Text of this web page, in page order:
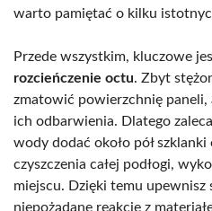
warto pamiętać o kilku
Przede wszystkim, kluczowe
rozcieńczenie octu. Zbyt
zmatowić powierzchnię
ich odbarwienia. Dlatego
wody dodać około pół
czyszczenia całej podłogi,
miejscu. Dzięki temu
niepożądane reakcje z